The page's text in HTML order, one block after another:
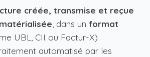
créée, transmise et reçue
, dans un format
UBL, CII ou Factur-X)
automatisé par les